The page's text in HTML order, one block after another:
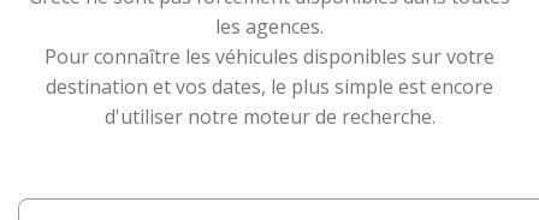
les agences.
Pour connaître les véhicules disponibles sur votre
destination et vos dates, le plus simple est encore
d'utiliser notre moteur de recherche.